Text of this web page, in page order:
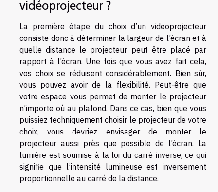
vidéoprojecteur ?
La première étape du choix d’un vidéoprojecteur
consiste donc à déterminer la largeur de l’écran et à
quelle distance le projecteur peut être placé par
rapport à l’écran. Une fois que vous avez fait cela,
vos choix se réduisent considérablement. Bien sûr,
vous pouvez avoir de la flexibilité. Peut-être que
votre espace vous permet de monter le projecteur
n’importe où au plafond. Dans ce cas, bien que vous
puissiez techniquement choisir le projecteur de votre
choix, vous devriez envisager de monter le
projecteur aussi près que possible de l’écran. La
lumière est soumise à la loi du carré inverse, ce qui
signifie que l’intensité lumineuse est inversement
proportionnelle au carré de la distance.